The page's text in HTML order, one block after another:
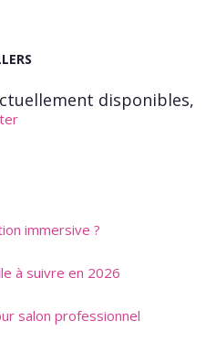
disponibles,
immersive ?
à suivre en 2026
salon professionnel